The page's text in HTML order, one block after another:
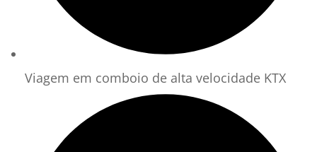
Viagem em comboio de alta velocidade KTX